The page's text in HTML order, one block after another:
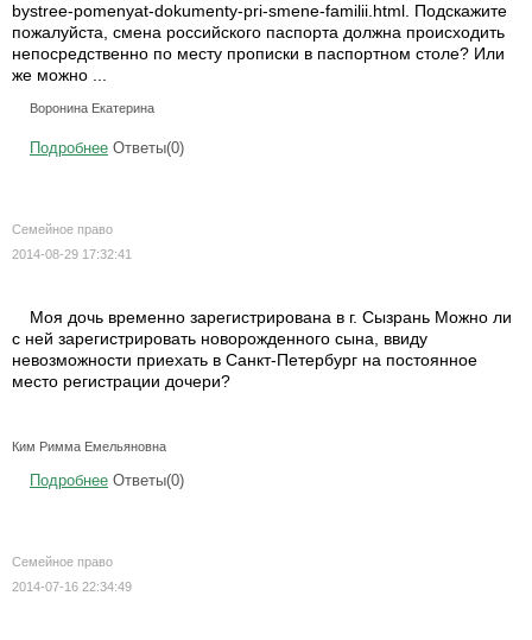
bystree-pomenyat-dokumenty-pri-smene-familii.html. Подскажите
пожалуйста, смена российского паспорта должна происходить
непосредственно по месту прописки в паспортном столе? Или
же можно ...
Воронина Екатерина
Подробнее Ответы(0)
Семейное право
2014-08-29 17:32:41
Моя дочь временно зарегистрирована в г. Сызрань Можно ли
с ней зарегистрировать новорожденного сына, ввиду
невозможности приехать в Санкт-Петербург на постоянное
место регистрации дочери?
Ким Римма Емельяновна
Подробнее Ответы(0)
Семейное право
2014-07-16 22:34:49